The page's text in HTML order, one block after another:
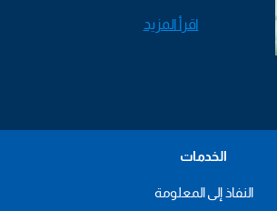
اقرأ المزيد
الخدمات
النفاذ إلى المعلومة